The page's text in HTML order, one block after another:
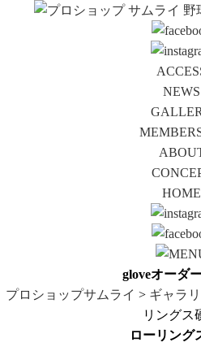
NEWS
HOME
gloveオーダ
プロショップサムライ > ギャラ
リングス
ローリング